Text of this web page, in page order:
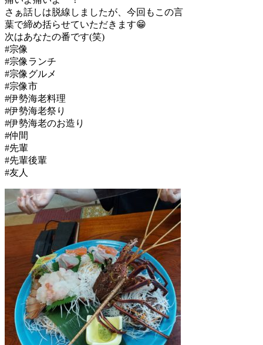
さぁ話しは脱線しましたが、今回もこの言
葉で締め括らせていただきます😁
次はあなたの番です(笑)
#宗像
#宗像ランチ
#宗像グルメ
#宗像市
#伊勢海老料理
#伊勢海老祭り
#伊勢海老のお造り
#仲間
#先輩
#先輩後輩
#友人